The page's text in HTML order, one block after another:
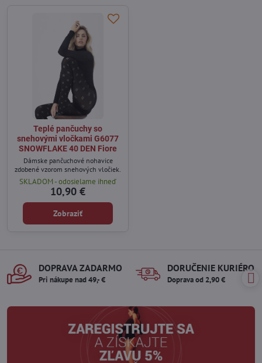
Teplé pančuchy so
snehovými vločkami G6077
SNOWFLAKE 40 DEN Fiore
Dámske pančuchové nohavice
zdobené vzorom snehových vločiek.
SKLADOM - odosielame ihneď
10,90 €
Zobraziť
DOPRAVA ZADARMO
Pri nákupe nad 49,- €
DORUČENIE KURIÉROM
Doprava od 2,90 €